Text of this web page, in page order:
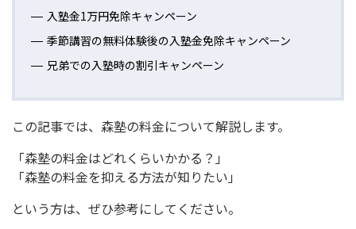
入塾金1万円免除キャンペーン
季節講習の無料体験後の入塾金免除キャンペーン
兄弟での入塾時の割引キャンペーン
この記事では、森塾の料金について解説します。
「森塾の料金はどれくらいかかる？」
「森塾の料金を抑える方法が知りたい」
という方は、ぜひ参考にしてください。